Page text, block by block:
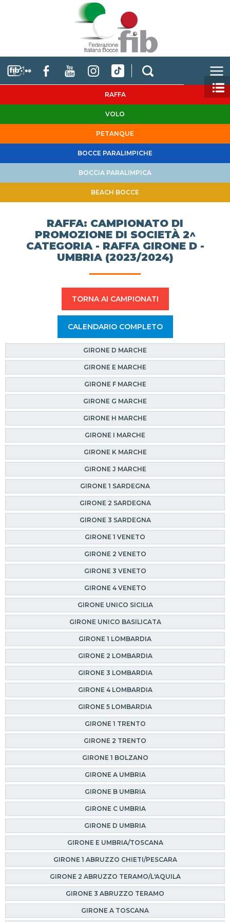
RAFFA
VOLO
PETANQUE
BOCCE PARALIMPICHE
BOCCIA PARALIMPICA
BEACH BOCCE
RAFFA: CAMPIONATO DI
PROMOZIONE DI SOCIETÀ 2^
CATEGORIA - RAFFA GIRONE D -
UMBRIA (2023/2024)
TORNA AI CAMPIONATI
CALENDARIO COMPLETO
GIRONE D MARCHE
GIRONE E MARCHE
GIRONE F MARCHE
GIRONE G MARCHE
GIRONE H MARCHE
GIRONE I MARCHE
GIRONE K MARCHE
GIRONE J MARCHE
GIRONE 1 SARDEGNA
GIRONE 2 SARDEGNA
GIRONE 3 SARDEGNA
GIRONE 1 VENETO
GIRONE 2 VENETO
GIRONE 3 VENETO
GIRONE 4 VENETO
GIRONE UNICO SICILIA
GIRONE UNICO BASILICATA
GIRONE 1 LOMBARDIA
GIRONE 2 LOMBARDIA
GIRONE 3 LOMBARDIA
GIRONE 4 LOMBARDIA
GIRONE 5 LOMBARDIA
GIRONE 1 TRENTO
GIRONE 2 TRENTO
GIRONE 1 BOLZANO
GIRONE A UMBRIA
GIRONE B UMBRIA
GIRONE C UMBRIA
GIRONE D UMBRIA
GIRONE E UMBRIA/TOSCANA
GIRONE 1 ABRUZZO CHIETI/PESCARA
GIRONE 2 ABRUZZO TERAMO/L'AQUILA
GIRONE 3 ABRUZZO TERAMO
GIRONE A TOSCANA